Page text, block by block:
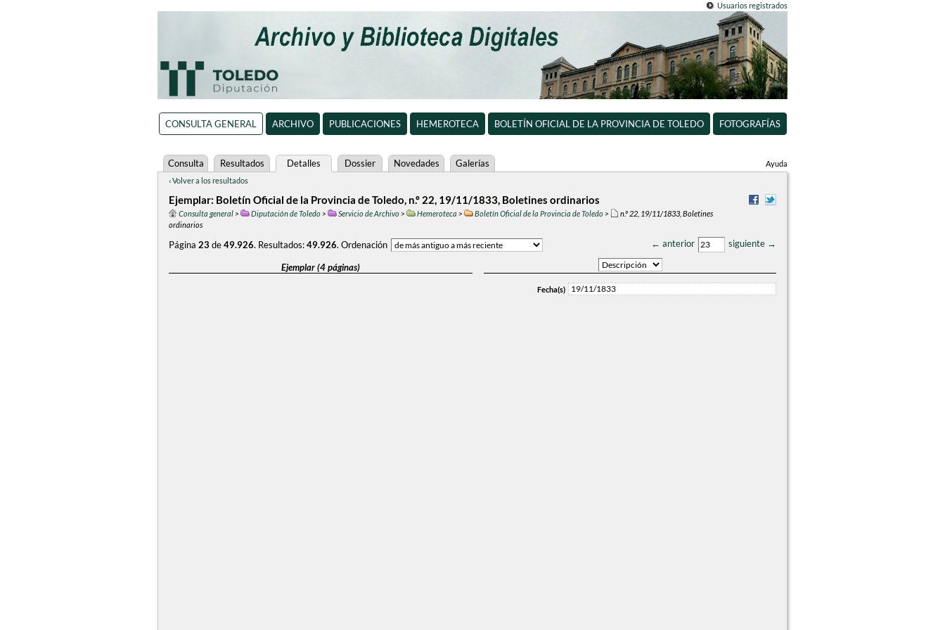
Usuarios registrados
CONSULTA GENERAL ARCHIVO PUBLICACIONES HEMEROTECA BOLETÍN OFICIAL DE LA PROVINCIA DE TOLEDO FOTOGRAFÍAS
Ayuda
Consulta Resultados Detalles Dossier Novedades Galerías
‹ Volver a los resultados
Ejemplar: Boletín Oficial de la Provincia de Toledo, n.º 22, 19/11/1833, Boletines ordinarios
Consulta general> Diputación de Toledo> Servicio de Archivo> Hemeroteca > Boletín Oficial de la Provincia de Toledo>
n.º 22, 19/11/1833, Boletines
ordinarios
← anterior siguiente →
Página 23 de49.926. Resultados:49.926. Ordenación
Ejemplar (4 páginas)
Fecha(s) 19/11/1833